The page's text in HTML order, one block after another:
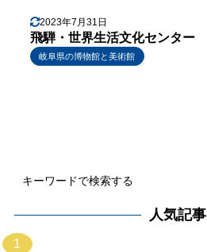
2023年7月31日
飛騨・世界生活文化センター
岐阜県の博物館と美術館
人気記事
1